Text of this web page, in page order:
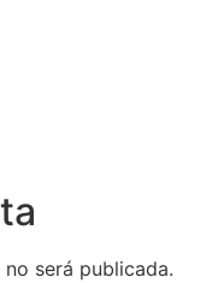
será publicada.